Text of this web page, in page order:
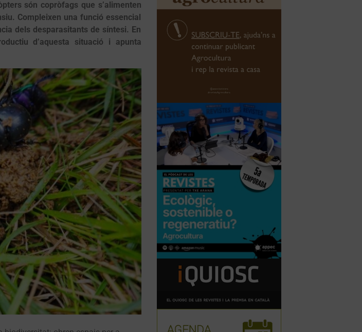
són copròfags que s’alimenten
Compleixen una funció essencial
dels desparasitants de síntesi. En
d’aquesta situació i apunta